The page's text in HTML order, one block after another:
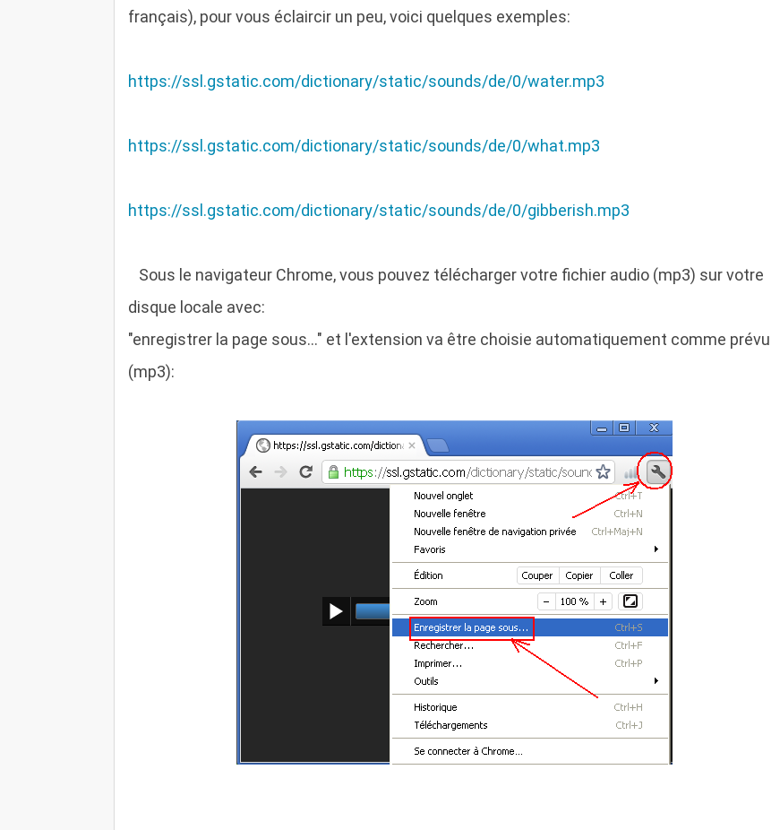
français), pour vous éclaircir un peu, voici quelques exemples:
https://ssl.gstatic.com/dictionary/static/sounds/de/0/water.mp3
https://ssl.gstatic.com/dictionary/static/sounds/de/0/what.mp3
https://ssl.gstatic.com/dictionary/static/sounds/de/0/gibberish.mp3
Sous le navigateur Chrome, vous pouvez télécharger votre fichier audio (mp3) sur votre
disque locale avec:
"enregistrer la page sous..." et l'extension va être choisie automatiquement comme prévu
(mp3):